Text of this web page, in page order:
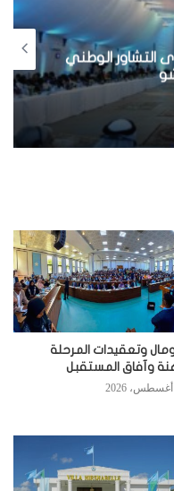
التشاور الوطني
وتعقيدات المرحلة
وآفاق المستقبل